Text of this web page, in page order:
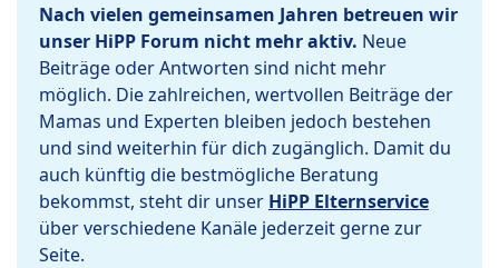
Nach vielen gemeinsamen Jahren betreuen wir
unser HiPP Forum nicht mehr aktiv. Neue
Beiträge oder Antworten sind nicht mehr
möglich. Die zahlreichen, wertvollen Beiträge der
Mamas und Experten bleiben jedoch bestehen
und sind weiterhin für dich zugänglich. Damit du
auch künftig die bestmögliche Beratung
bekommst, steht dir unser HiPP Elternservice
über verschiedene Kanäle jederzeit gerne zur
Seite.